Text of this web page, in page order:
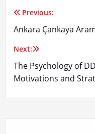
Yazı
gezinmesi
Previous:
Ankara Çankaya
Next:
The Psychology of
Motivations and